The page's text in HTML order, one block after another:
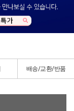
배송/교환/반품